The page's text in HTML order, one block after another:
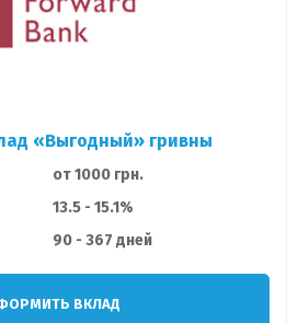
«Выгодный» гривны
от 1000 грн.
13.5 - 15.1%
90 - 367 дней
ВКЛАД